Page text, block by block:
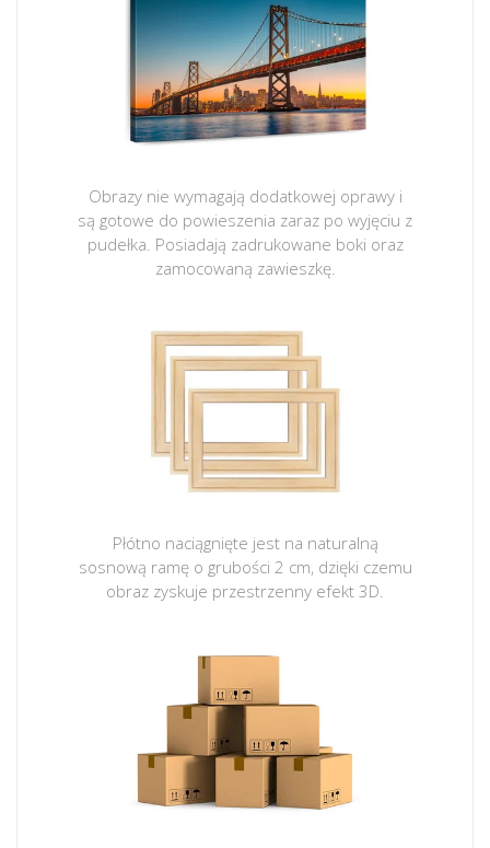
Obrazy nie wymagają dodatkowej oprawy i
są gotowe do powieszenia zaraz po wyjęciu z
pudełka. Posiadają zadrukowane boki oraz
zamocowaną zawieszkę.
Płótno naciągnięte jest na naturalną
sosnową ramę o grubości 2 cm, dzięki czemu
obraz zyskuje przestrzenny efekt 3D.